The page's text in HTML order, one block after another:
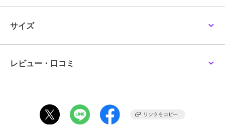
ュアルさを抑えたスタイリングに。
性別タイプ
レディース
トップス
／
Tシャツ・カットソ
サイズ
レビュー・口コミ